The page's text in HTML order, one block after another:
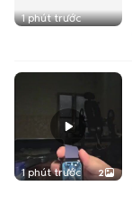
1 phút trước
1 phút trước 2